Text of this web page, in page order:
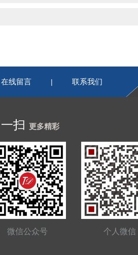
在线留言 | 联系我们
扫 更多精彩
微信公众号 个人微信